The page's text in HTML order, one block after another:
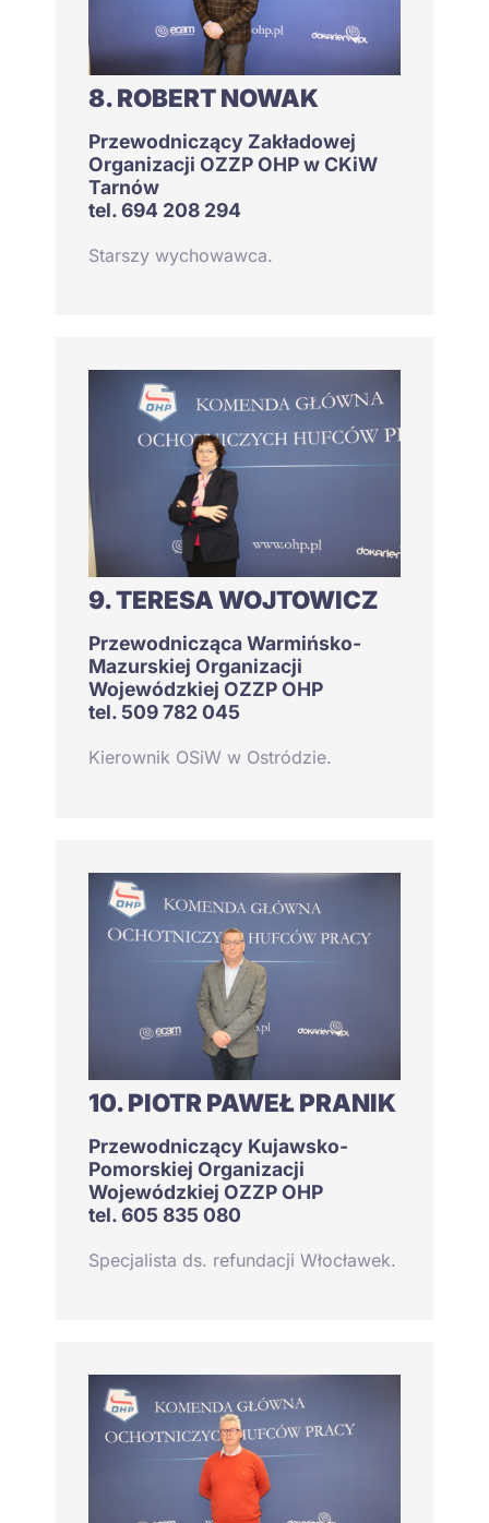
8. ROBERT NOWAK
Przewodniczący Zakładowej
Organizacji OZZP OHP w CKiW
Tarnów
tel. 694 208 294
Starszy wychowawca.
9. TERESA WOJTOWICZ
Przewodnicząca Warmińsko-
Mazurskiej Organizacji
Wojewódzkiej OZZP OHP
tel. 509 782 045
Kierownik OSiW w Ostródzie.
10. PIOTR PAWEŁ PRANIK
Przewodniczący Kujawsko-
Pomorskiej Organizacji
Wojewódzkiej OZZP OHP
tel. 605 835 080
Specjalista ds. refundacji Włocławek.